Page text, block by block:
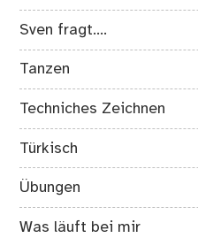
Sven fragt….
Tanzen
Techniches Zeichnen
Türkisch
Übungen
Was läuft bei mir